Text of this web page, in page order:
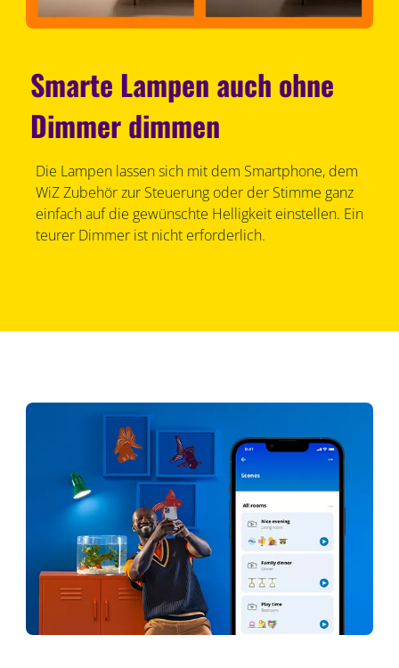
Smarte Lampen auch ohne
Dimmer dimmen
Die Lampen lassen sich mit dem Smartphone, dem
WiZ Zubehör zur Steuerung oder der Stimme ganz
einfach auf die gewünschte Helligkeit einstellen. Ein
teurer Dimmer ist nicht erforderlich.